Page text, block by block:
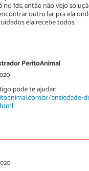
no fds, então não vejo
outro lar pra ela
ela recebe todos.
PeritoAnimal
pode te ajudar:
ansiedade-